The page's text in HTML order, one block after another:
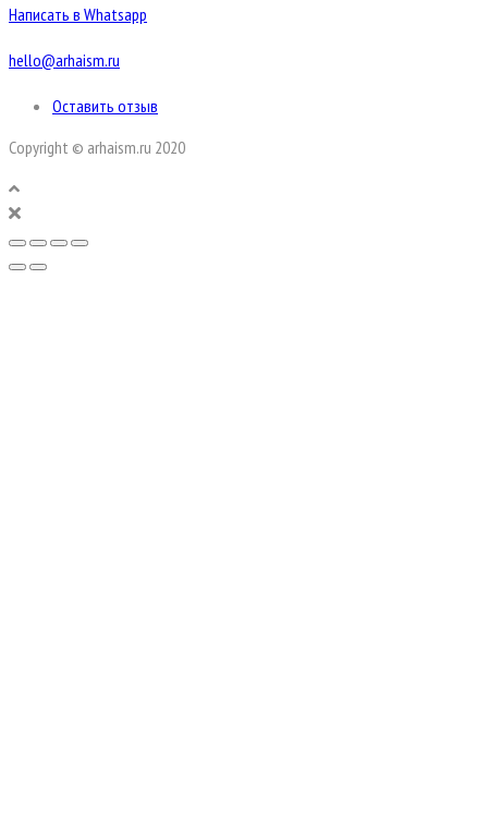
Написать в Whatsapp
hello@arhaism.ru
Оставить отзыв
Copyright © arhaism.ru 2020